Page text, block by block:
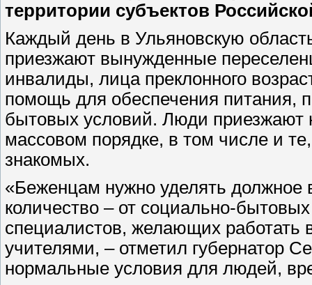
территории субъектов
Каждый день в Ульяновскую
приезжают вынужденные
инвалиды, лица преклонного
помощь для обеспечения питания,
бытовых условий. Люди приезжают
массовом порядке, в том числе и
знакомых.
«Беженцам нужно уделять должное
количество – от социально-
специалистов, желающих работать
учителями, – отметил губернатор
нормальные условия для людей,